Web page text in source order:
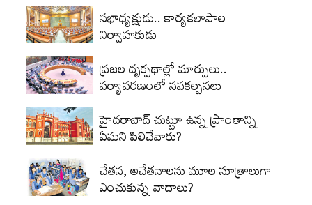
సభాధ్యక్షుడు.. కార్యకలాపాల
నిర్వాహకుడు
ప్రజల దృక్పథాల్లో మార్పులు..
పర్యావరణంలో నవకల్పనలు
హైదరాబాద్‌ చుట్టూ ఉన్న ప్రాంతాన్ని
ఏమని పిలిచేవారు?
చేతన, అచేతనాలను మూల సూత్రాలుగా
ఎంచుకున్న వాదాలు?